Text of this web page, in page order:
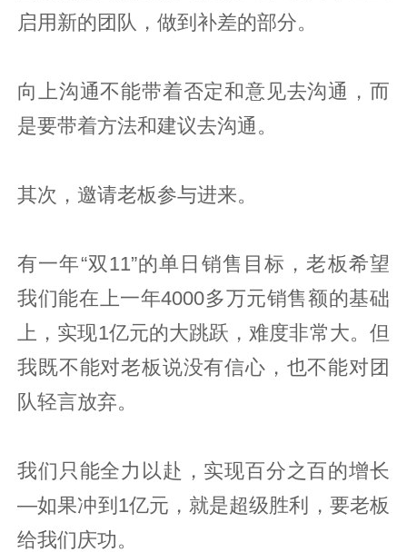
启用新的团队，做到补差的部分。
向上沟通不能带着否定和意见去沟通，而
是要带着方法和建议去沟通。
其次，邀请老板参与进来。
有一年“双11”的单日销售目标，老板希望
我们能在上一年4000多万元销售额的基础
上，实现1亿元的大跳跃，难度非常大。但
我既不能对老板说没有信心，也不能对团
队轻言放弃。
我们只能全力以赴，实现百分之百的增长
—如果冲到1亿元，就是超级胜利，要老板
给我们庆功。